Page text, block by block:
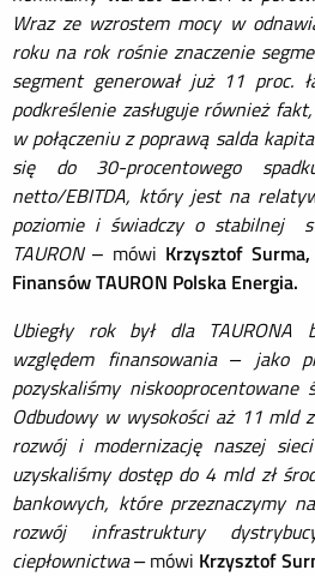
Wraz ze wzrostem mocy w
roku na rok rośnie znaczenie
segment generował już 11 proc.
podkreślenie zasługuje również
w połączeniu z poprawą salda
się do 30-procentowego
netto/EBITDA, który jest na
poziomie i świadczy o stabilnej
TAURON– mówi Krzysztof
Finansów TAURON Polska Energia.
Ubiegły rok był dla TAURONA
względem finansowania – jako
pozyskaliśmy
Odbudowy w wysokości aż 11 mld
rozwój i modernizację naszej
uzyskaliśmy dostęp do 4 mld zł
bankowych, które przeznaczymy
rozwój infrastruktury
ciepłownictwa –mówi Krzysztof